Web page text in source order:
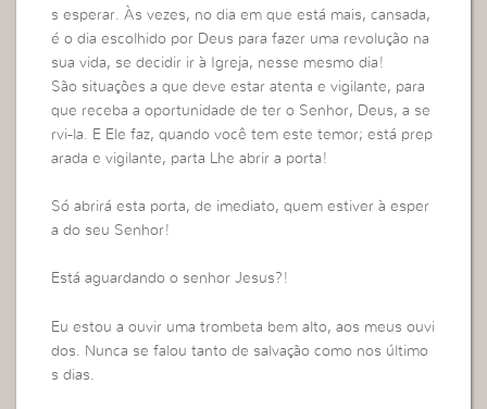
s esperar. Às vezes, no dia em que está mais, cansada,
é o dia escolhido por Deus para fazer uma revolução na
sua vida, se decidir ir à Igreja, nesse mesmo dia!
São situações a que deve estar atenta e vigilante, para
que receba a oportunidade de ter o Senhor, Deus, a se
rvi-la. E Ele faz, quando você tem este temor; está prep
arada e vigilante, parta Lhe abrir a porta!
Só abrirá esta porta, de imediato, quem estiver à esper
a do seu Senhor!
Está aguardando o senhor Jesus?!
Eu estou a ouvir uma trombeta bem alto, aos meus ouvi
dos. Nunca se falou tanto de salvação como nos último
s dias.